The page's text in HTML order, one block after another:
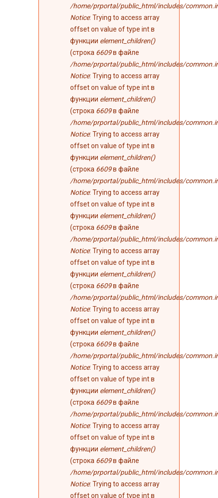
/home/prportal/public_html/includes/
Notice: Trying to access array
offset on value of type int в
функции element_children()
(строка 6609в файле
/home/prportal/public_html/includes/
Notice: Trying to access array
offset on value of type int в
функции element_children()
(строка 6609в файле
/home/prportal/public_html/includes/
Notice: Trying to access array
offset on value of type int в
функции element_children()
(строка 6609в файле
/home/prportal/public_html/includes/
Notice: Trying to access array
offset on value of type int в
функции element_children()
(строка 6609в файле
/home/prportal/public_html/includes/
Notice: Trying to access array
offset on value of type int в
функции element_children()
(строка 6609в файле
/home/prportal/public_html/includes/
Notice: Trying to access array
offset on value of type int в
функции element_children()
(строка 6609в файле
/home/prportal/public_html/includes/
Notice: Trying to access array
offset on value of type int в
функции element_children()
(строка 6609в файле
/home/prportal/public_html/includes/
Notice: Trying to access array
offset on value of type int в
функции element_children()
(строка 6609в файле
/home/prportal/public_html/includes/
Notice: Trying to access array
offset on value of type int в